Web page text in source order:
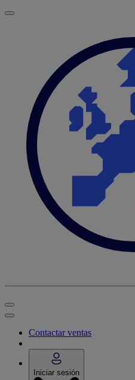
Contactar ventas
Iniciar sesión